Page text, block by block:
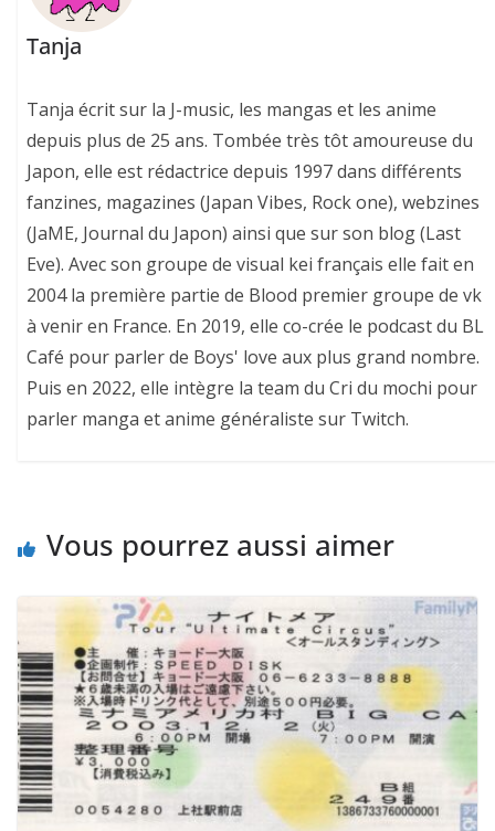
Tanja
Tanja écrit sur la J-music, les mangas et les anime
depuis plus de 25 ans. Tombée très tôt amoureuse du
Japon, elle est rédactrice depuis 1997 dans différents
fanzines, magazines (Japan Vibes, Rock one), webzines
(JaME, Journal du Japon) ainsi que sur son blog (Last
Eve). Avec son groupe de visual kei français elle fait en
2004 la première partie de Blood premier groupe de vk
à venir en France. En 2019, elle co-crée le podcast du BL
Café pour parler de Boys' love aux plus grand nombre.
Puis en 2022, elle intègre la team du Cri du mochi pour
parler manga et anime généraliste sur Twitch.
Vous pourrez aussi aimer